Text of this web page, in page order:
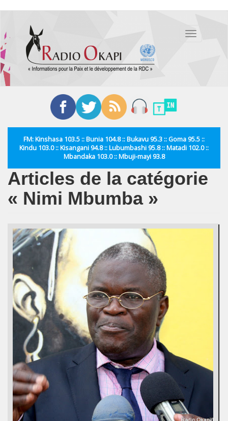
contenu
principal
Toggle
FM: Kinshasa 103.5 :: Bunia 104.8 :: Bukavu 95.3 :: Goma 95.5 ::
Kindu 103.0 :: Kisangani 94.8 :: Lubumbashi 95.8 :: Matadi 102.0 ::
Mbandaka 103.0 :: Mbuji-mayi 93.8
Articles de la catégorie
« Nimi Mbumba »